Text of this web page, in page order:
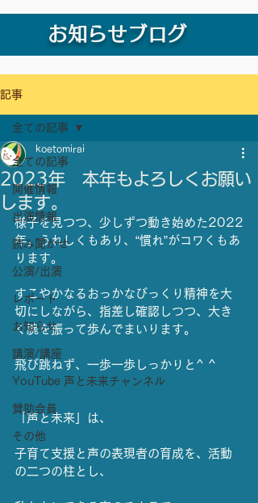
お知らせブログ
記事
全ての記事
開催情報
出演情報
読み聞かせ
公演/出演
レポート
お知らせ
講演/講座
YouTube 声と未来チャンネル
賛助会員
その他
全ての記事
2023年 本年もよろしくお願い
します。
koetomirai
様子を見つつ、少しずつ動き始めた2022
年。うれしくもあり、“慣れ”がコワくもあ
ります。
すこやかなるおっかなびっくり精神を大
切にしながら、指差し確認しつつ、大き
く腕を振って歩んでまいります。
飛び跳ねず、一歩一歩しっかりと^ ^
「声と未来」は、
子育て支援と声の表現者の育成を、活動
の二つの柱とし、